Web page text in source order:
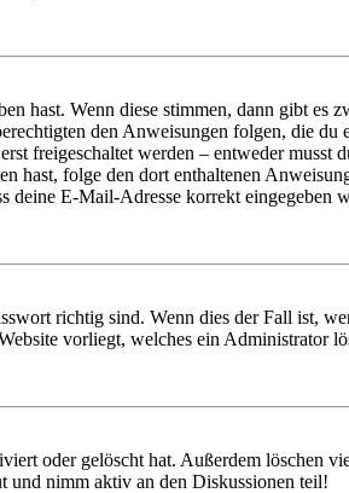
hast. Wenn diese stimmen, dann gibt es
den Anweisungen folgen, die
freigeschaltet werden – entweder musst
folge den dort enthaltenen
E-Mail-Adresse korrekt eingegeben
richtig sind. Wenn dies der Fall ist,
vorliegt, welches ein Administrator
oder gelöscht hat. Außerdem löschen
und nimm aktiv an den Diskussionen teil!